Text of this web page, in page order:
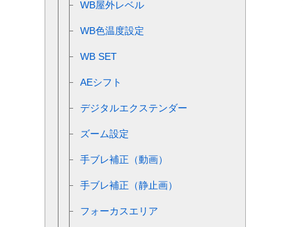
WB屋外レベル
WB色温度設定
WB SET
AEシフト
デジタルエクステンダー
ズーム設定
手ブレ補正（動画）
手ブレ補正（静止画）
フォーカスエリア